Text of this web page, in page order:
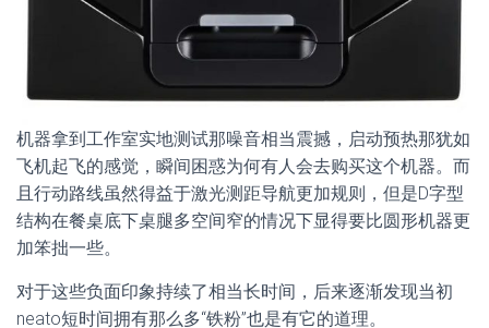
机器拿到工作室实地测试那噪音相当震撼，启动预热那犹如
飞机起飞的感觉，瞬间困惑为何有人会去购买这个机器。而
且行动路线虽然得益于激光测距导航更加规则，但是D字型
结构在餐桌底下桌腿多空间窄的情况下显得要比圆形机器更
加笨拙一些。
对于这些负面印象持续了相当长时间，后来逐渐发现当初
neato短时间拥有那么多“铁粉”也是有它的道理。